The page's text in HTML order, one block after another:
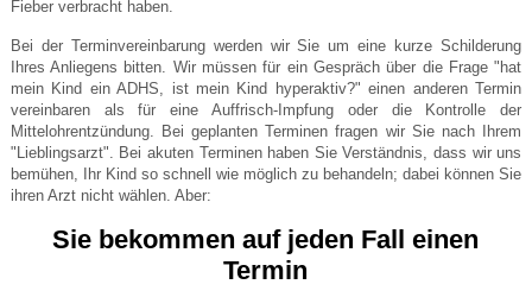
Fieber verbracht haben.
Bei der Terminvereinbarung werden wir Sie um eine kurze Schilderung
Ihres Anliegens bitten. Wir müssen für ein Gespräch über die Frage "hat
mein Kind ein ADHS, ist mein Kind hyperaktiv?" einen anderen Termin
vereinbaren als für eine Auffrisch-Impfung oder die Kontrolle der
Mittelohrentzündung. Bei geplanten Terminen fragen wir Sie nach Ihrem
"Lieblingsarzt". Bei akuten Terminen haben Sie Verständnis, dass wir uns
bemühen, Ihr Kind so schnell wie möglich zu behandeln; dabei können Sie
ihren Arzt nicht wählen. Aber:
Sie bekommen auf jeden Fall einen
Termin